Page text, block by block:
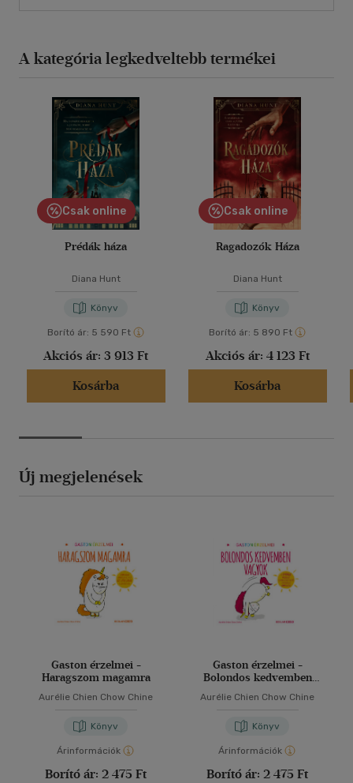
A kategória legkedveltebb termékei
Csak online
Prédák háza
Diana Hunt
Könyv
Borító ár: 5 590 Ft
Akciós ár: 3 913 Ft
Kosárba
Csak online
Ragadozók Háza
Diana Hunt
Könyv
Borító ár: 5 890 Ft
Akciós ár: 4 123 Ft
Kosárba
Új megjelenések
Gaston érzelmei -
Haragszom magamra
Aurélie Chien Chow Chine
Könyv
Árinformációk
Borító ár: 2 475 Ft
Gaston érzelmei -
Bolondos kedvemben
Aurélie Chien Chow Chine
Könyv
Árinformációk
Borító ár: 2 475 Ft